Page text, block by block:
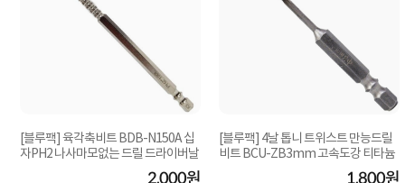
[블루팩] 육각축비트 BDB-N150A 십
자PH2 나사마모없는 드릴 드라이버날
2,000원
[블루팩] 4날 톱니 트위스트 만능드릴
비트 BCU-ZB3mm 고속도강 티타늄
1,800원